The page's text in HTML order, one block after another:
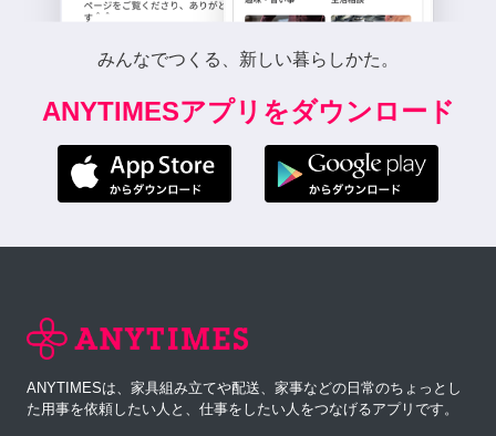
みんなでつくる、新しい暮らしかた。
ANYTIMESアプリをダウンロード
ANYTIMESは、家具組み立てや配送、家事などの日常のちょっとし
た用事を依頼したい人と、仕事をしたい人をつなげるアプリです。